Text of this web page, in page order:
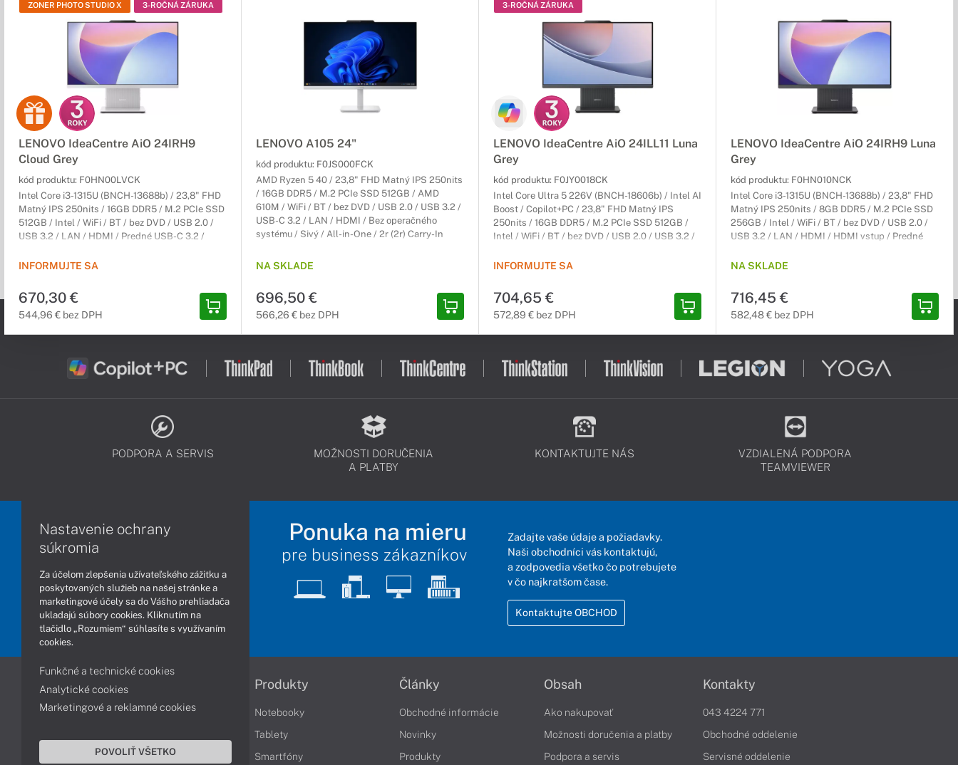
ZONER PHOTO STUDIO X 3-ROČNÁ ZÁRUKA
LENOVO IdeaCentre AiO 24IRH9
Cloud Grey
kód produktu: F0HN00LVCK
Intel Core i3-1315U (BNCH-13688b) / 23,8" FHD
Matný IPS 250nits / 16GB DDR5 / M.2 PCIe SSD
512GB / Intel / WiFi / BT / bez DVD / USB 2.0 /
USB 3.2 / LAN / HDMI / Predné USB-C 3.2 /
In
INFORMUJTE SA
670,30 €
544,96 € bez DPH
LENOVO A105 24"
kód produktu: F0JS000FCK
AMD Ryzen 5 40 / 23,8" FHD Matný IPS 250nits
/ 16GB DDR5 / M.2 PCIe SSD 512GB / AMD
610M / WiFi / BT / bez DVD / USB 2.0 / USB 3.2 /
USB-C 3.2 / LAN / HDMI / Bez operačného
systému / Sivý / All-in-One / 2r (2r) Carry-In
NA SKLADE
696,50 €
566,26 € bez DPH
3-ROČNÁ ZÁRUKA
LENOVO IdeaCentre AiO 24ILL11 Luna
Grey
kód produktu: F0JY0018CK
Intel Core Ultra 5 226V (BNCH-18606b) / Intel AI
Boost / Copilot+PC / 23,8" FHD Matný IPS
250nits / 16GB DDR5 / M.2 PCIe SSD 512GB /
Intel / WiFi / BT / bez DVD / USB 2.0 / USB 3.2 /
Bez operačného systému / Sivý / All-in-One / 2r
INFORMUJTE SA
704,65 €
572,89 € bez DPH
LENOVO IdeaCentre AiO 24IRH9 Luna
Grey
kód produktu: F0HN010NCK
Intel Core i3-1315U (BNCH-13688b) / 23,8" FHD
Matný IPS 250nits / 8GB DDR5 / M.2 PCIe SSD
256GB / Intel / WiFi / BT / bez DVD / USB 2.0 /
USB 3.2 / LAN / HDMI / HDMI vstup / Predné
One / 2r (2r) Carry-In
NA SKLADE
716,45 €
582,48 € bez DPH
PODPORA A SERVIS
MOŽNOSTI DORUČENIA
A PLATBY
KONTAKTUJTE NÁS
VZDIALENÁ PODPORA
TEAMVIEWER
Ponuka na mieru
pre business zákazníkov
Zadajte vaše údaje a požiadavky.
Naši obchodníci vás kontaktujú,
a zodpovedia všetko čo potrebujete
v čo najkratšom čase.
Kontaktujte OBCHOD
Informácie
Obchodné podmienky
Ochrana osobných údajov
Produkty
Notebooky
Tablety
Smartfóny
Články
Obchodné informácie
Novinky
Produkty
Obsah
Ako nakupovať
Možnosti doručenia a platby
Podpora a servis
Kontakty
043 4224 771
Obchodné oddelenie
Servisné oddelenie
Nastavenie ochrany
súkromia
Za účelom zlepšenia užívateľského zážitku a
poskytovaných služieb na našej stránke a
marketingové účely sa do Vášho prehliadača
ukladajú súbory cookies. Kliknutím na
tlačidlo „Rozumiem“ súhlasíte s využívaním
cookies.
Funkčné a technické cookies
Analytické cookies
Marketingové a reklamné cookies
POVOLIŤ VŠETKO